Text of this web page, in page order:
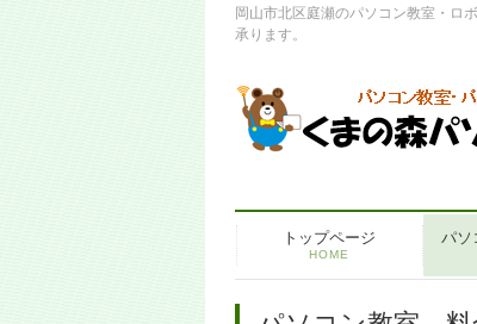
岡山市北区庭瀬のパソコン教室・ロ
承ります。
トップページ
HOME
パソ